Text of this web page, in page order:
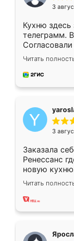
3
Кухню здесь
телеграмм.
недели
довольны
мебель за
Читать
3
Заказала
Ренессанс
новую
вполне
два года,
Читать